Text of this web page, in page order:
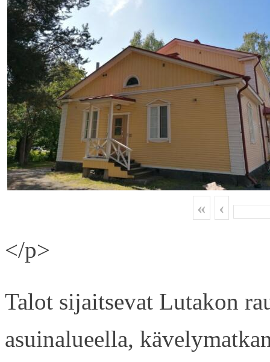
« ‹
</p>
Talot sijaitsevat Lutakon
asuinalueella,